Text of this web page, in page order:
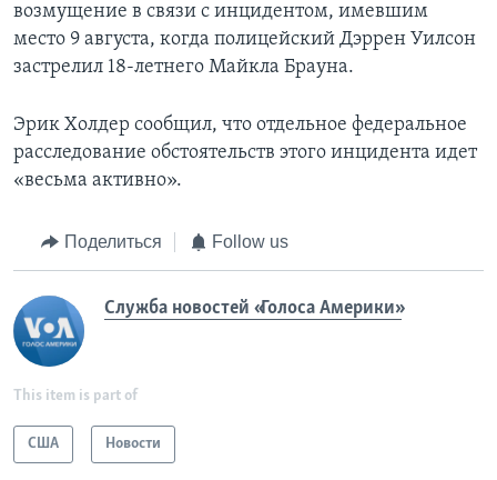
возмущение в связи с инцидентом, имевшим
место 9 августа, когда полицейский Дэррен Уилсон
застрелил 18-летнего Майкла Брауна.
Эрик Холдер сообщил, что отдельное федеральное
расследование обстоятельств этого инцидента идет
«весьма активно».
Поделиться Follow us
Служба новостей «Голоса Америки»
This item is part of
США Новости